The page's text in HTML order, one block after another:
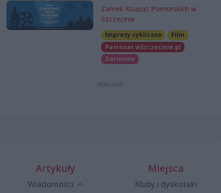
Zamek Książąt Pomorskich w
Szczecinie
Imprezy cykliczne
Film
Patronat wSzczecinie.pl
Darmowe
Artykuły
Wiadomości
Miejsca
Kluby i dyskoteki